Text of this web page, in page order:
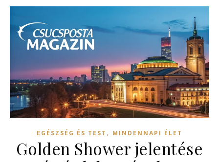
EGÉSZSÉG ÉS TEST , MINDENNAPI ÉLET
Golden Shower jelentése